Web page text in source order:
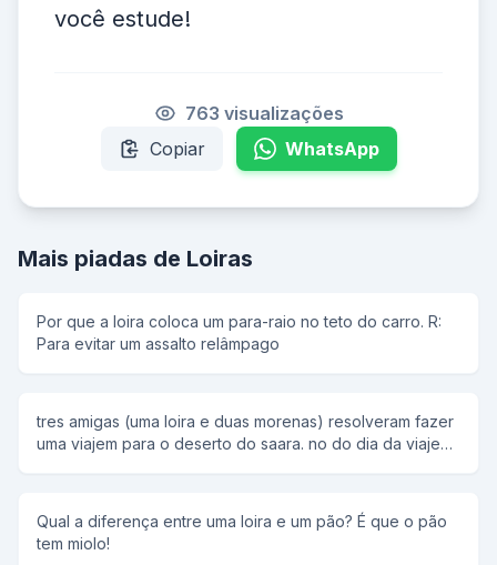
você estude!
763 visualizações
Copiar
WhatsApp
Mais piadas de Loiras
Por que a loira coloca um para-raio no teto do carro. R:
Para evitar um assalto relâmpago
tres amigas (uma loira e duas morenas) resolveram fazer
uma viajem para o deserto do saara. no do dia da viajem
morena e a loira perguntam para a outra morena: -por
que vc esta levando esse barril com agua??? -se eu
Qual a diferença entre uma loira e um pão? É que o pão
tem miolo!